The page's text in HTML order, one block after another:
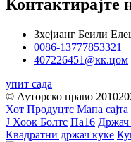
Контактирајте
Зхејианг Беили
0086-13777853321
407226451@кк.цом
упит сада
© Ауторско право
Хот Продуцтс Мапа сајта
Ј Хоок Болтс Па16 Држач
Квадратни држач куке